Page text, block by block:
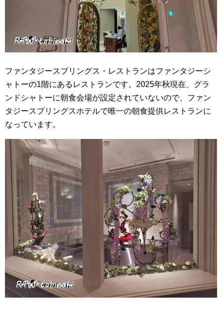
ファンタジースプリングス・レストランはファンタジーシ
ャトーの1階にあるレストランです。2025年秋現在、グラ
ンドシャトーに朝食会場が設定されていないので、ファン
タジースプリングスホテルで唯一の朝食提供レストランに
なっています。